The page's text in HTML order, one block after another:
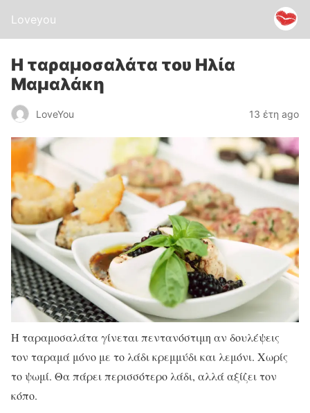
Loveyou
Η ταραμοσαλάτα του Ηλία
Μαμαλάκη
LoveYou 13 έτη ago
Η ταραμοσαλάτα γίνεται πεντανόστιμη αν δουλέψεις
τον ταραμά μόνο με το λάδι κρεμμύδι και λεμόνι. Χωρίς
το ψωμί. Θα πάρει περισσότερο λάδι, αλλά αξίζει τον
κόπο.